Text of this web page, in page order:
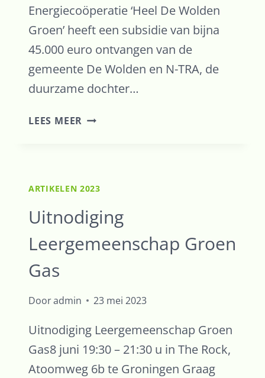
Energiecoöperatie ‘Heel De Wolden
Groen’ heeft een subsidie van bijna
45.000 euro ontvangen van de
gemeente De Wolden en N-TRA, de
duurzame dochter…
LEES MEER SUBSIDIE
GROEN
ONTZORGT
DERTIG
HUISHOUDENS
ARTIKELEN 2023
Uitnodiging
Leergemeenschap Groen
Gas
Dooradmin 23 mei 2023
Uitnodiging Leergemeenschap Groen
Gas8 juni 19:30 – 21:30 u in The Rock,
Atoomweg 6b te Groningen Graag